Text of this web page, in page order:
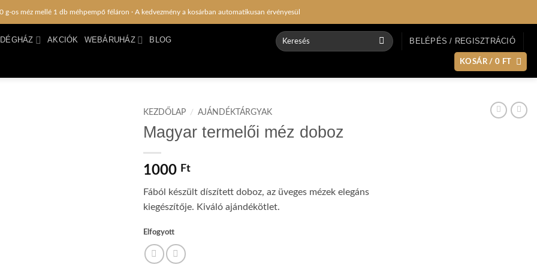
g-os méz mellé 1 db méhpempő féláron · A kedvezmény a kosárban automatikusan érvényesül
AKCIÓK WEBÁRUHÁZ BLOG
Keresés
a
BELÉPÉS / REGISZTRÁCIÓ
KOSÁR /0 FT
KEZDŐLAP / AJÁNDÉKTÁRGYAK
Magyar termelői méz doboz
1000 Ft
Fából készült díszített doboz, az üveges mézek elegáns
kiegészítője. Kiváló ajándékötlet.
Elfogyott